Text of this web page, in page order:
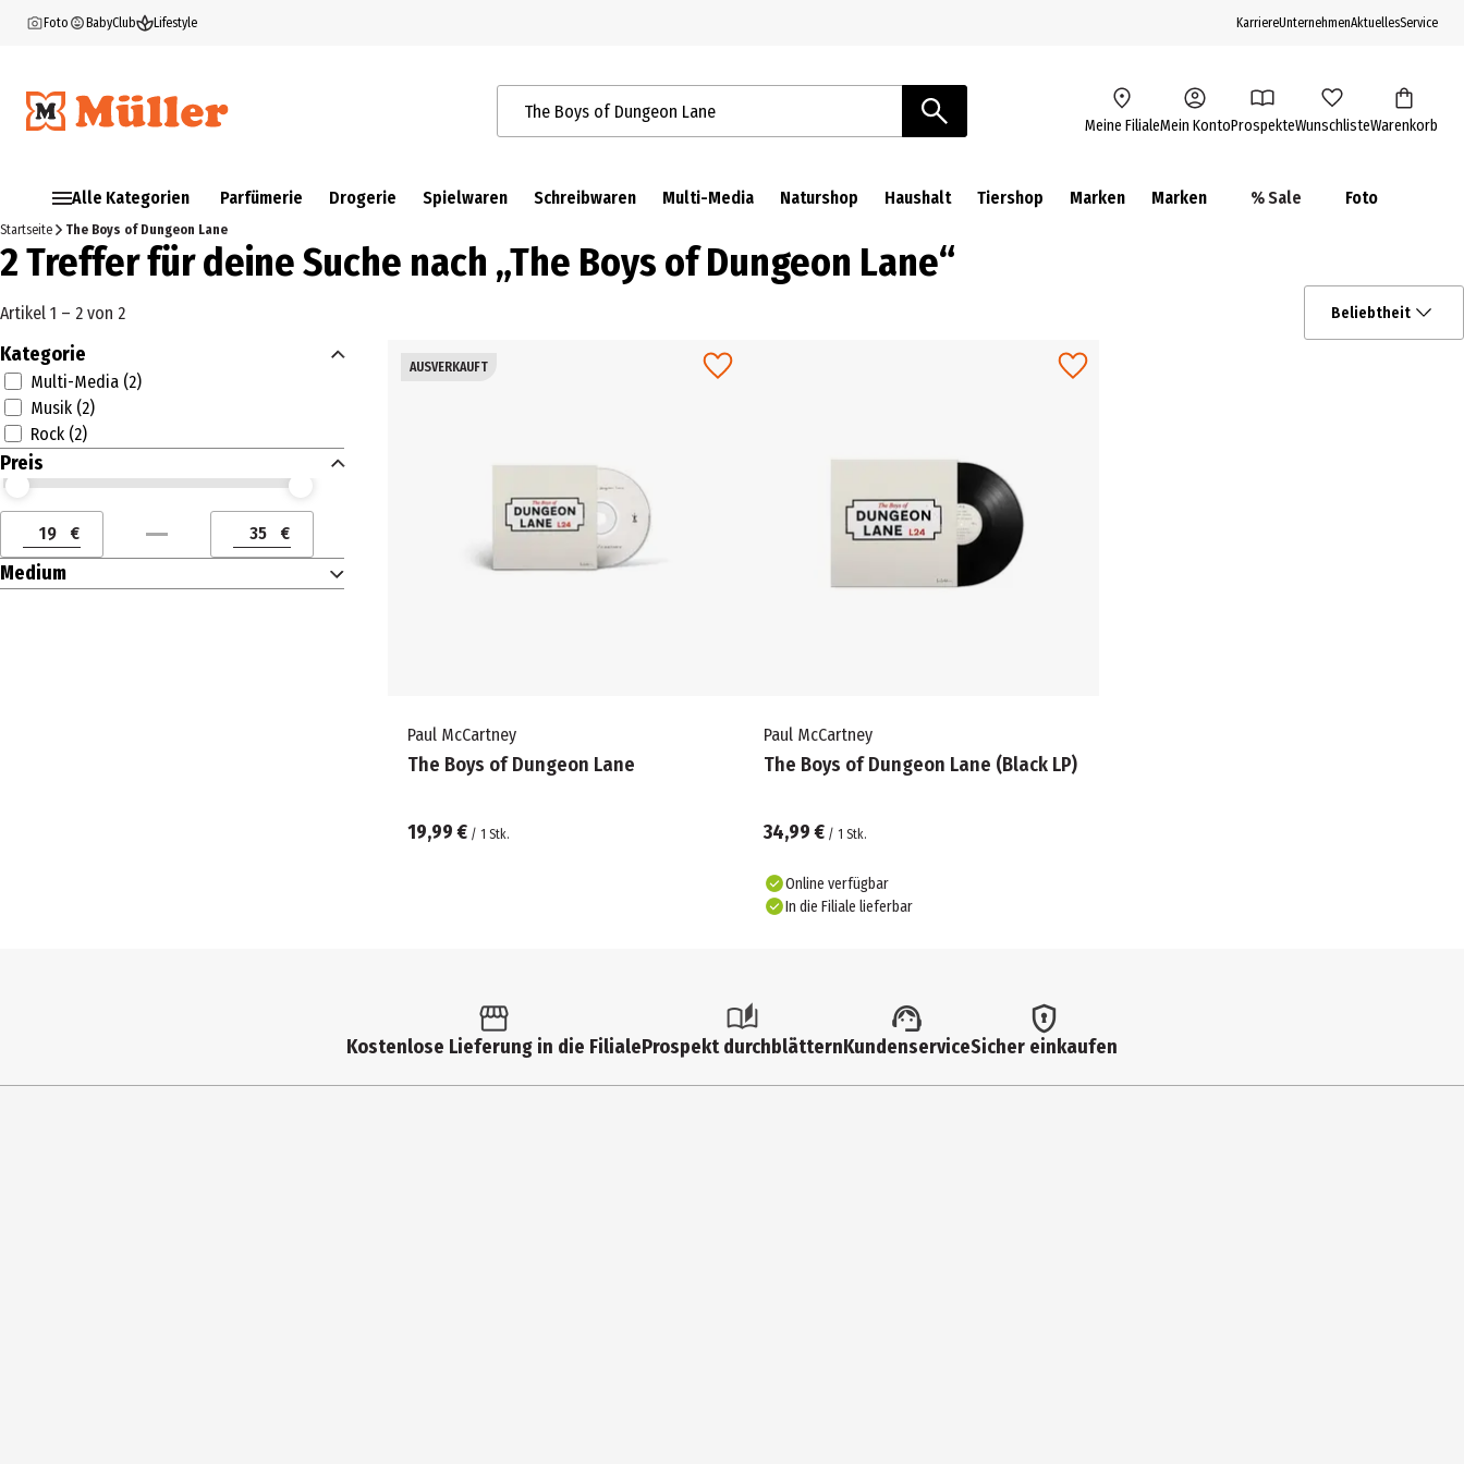
Foto BabyClub Lifestyle KarriereUnternehmenAktuellesService
Suchbegriffe / Artikelnummer Meine FilialeMein KontoProspekteWunschlisteWarenkorb
Alle Kategorien Parfümerie Drogerie Spielwaren Schreibwaren Multi-Media Naturshop Haushalt Tiershop Marken Marken % Sale Foto
Startseite The Boys of Dungeon Lane
2 Treffer für deine Suche nach „The Boys of Dungeon Lane“
Artikel 1 – 2 von 2 Beliebtheit
Kategorie
Multi-Media (2)
Musik (2)
Rock (2)
Preis
Preis (€) ab
Preis (€) bis
Preis (€) ab
€
Preis (€) bis
€
Medium
AUSVERKAUFT
Paul McCartney
The Boys of Dungeon Lane
19,99 € / 1 Stk.
Paul McCartney
The Boys of Dungeon Lane (Black LP)
34,99 €/ 1 Stk.
Online verfügbar
In die Filiale lieferbar
Kostenlose Lieferung in die FilialeProspekt durchblätternKundenserviceSicher einkaufen